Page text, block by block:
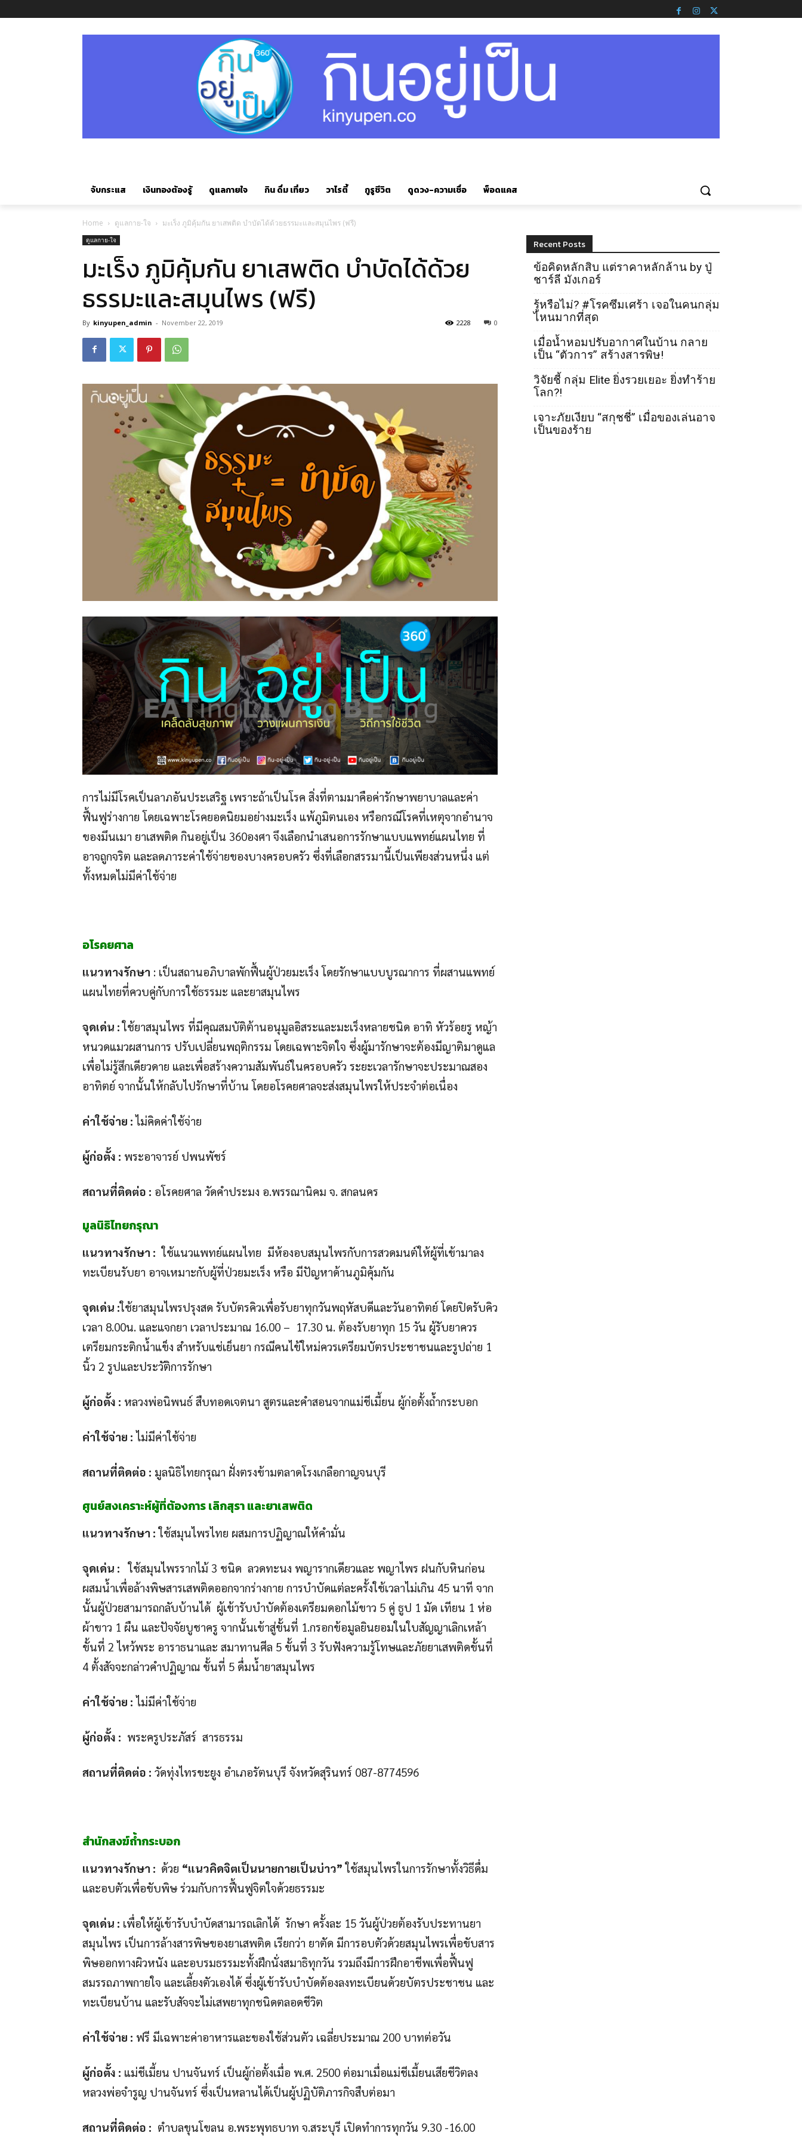
จับกระแส เงินทองต้องรู้ ดูแลกายใจ กิน ดื่ม เที่ยว วาไรตี้ กูรูชีวิต ดูดวง-ความเชื่อ พ็อดแคส
Home ดูแลกาย-ใจ มะเร็ง ภูมิคุ้มกัน ยาเสพติด บำบัดได้ด้วยธรรมะและสมุนไพร (ฟรี)
ดูแลกาย-ใจ
มะเร็ง ภูมิคุ้มกัน ยาเสพติด บำบัดได้ด้วย
ธรรมะและสมุนไพร (ฟรี)
By kinyupen_admin - November 22, 2019 0
2228
การไม่มีโรคเป็นลาภอันประเสริฐ เพราะถ้าเป็นโรค สิ่งที่ตามมาคือค่ารักษาพยาบาลและค่า
ฟื้นฟูร่างกาย โดยเฉพาะโรคยอดนิยมอย่างมะเร็ง แพ้ภูมิตนเอง หรือกรณีโรคที่เหตุจากอำนาจ
ของมึนเมา ยาเสพติด กินอยู่เป็น 360องศา จึงเลือกนำเสนอการรักษาแบบแพทย์แผนไทย ที่
อาจถูกจริต และลดภาระค่าใช้จ่ายของบางครอบครัว ซึ่งที่เลือกสรรมานี้เป็นเพียงส่วนหนึ่ง แต่
ทั้งหมดไม่มีค่าใช้จ่าย
อโรคยศาล
แนวทางรักษา : เป็นสถานอภิบาลพักฟื้นผู้ป่วยมะเร็ง โดยรักษาแบบบูรณาการ ที่ผสานแพทย์
แผนไทยที่ควบคู่กับการใช้ธรรมะ และยาสมุนไพร
จุดเด่น :ใช้ยาสมุนไพร ที่มีคุณสมบัติต้านอนุมูลอิสระและมะเร็งหลายชนิด อาทิ หัวร้อยรู หญ้า
หนวดแมวผสานการ ปรับเปลี่ยนพฤติกรรม โดยเฉพาะจิตใจ ซึ่งผู้มารักษาจะต้องมีญาติมาดูแล
เพื่อไม่รู้สึกเดียวดาย และเพื่อสร้างความสัมพันธ์ในครอบครัว ระยะเวลารักษาจะประมาณสอง
อาทิตย์ จากนั้นให้กลับไปรักษาที่บ้าน โดยอโรคยศาลจะส่งสมุนไพรให้ประจำต่อเนื่อง
ค่าใช้จ่าย :ไม่คิดค่าใช้จ่าย
ผู้ก่อตั้ง : พระอาจารย์ ปพนพัชร์
สถานที่ติดต่อ : อโรคยศาล วัดคำประมง อ.พรรณานิคม จ. สกลนคร
มูลนิธิไทยกรุณา
แนวทางรักษา : ใช้แนวแพทย์แผนไทย มีห้องอบสมุนไพรกับการสวดมนต์ให้ผู้ที่เข้ามาลง
ทะเบียนรับยา อาจเหมาะกับผู้ที่ป่วยมะเร็ง หรือ มีปัญหาด้านภูมิคุ้มกัน
จุดเด่น :ใช้ยาสมุนไพรปรุงสด รับบัตรคิวเพื่อรับยาทุกวันพฤหัสบดีและวันอาทิตย์ โดยปิดรับคิว
เวลา 8.00น. และแจกยา เวลาประมาณ 16.00 – 17.30 น. ต้องรับยาทุก 15 วัน ผู้รับยาควร
เตรียมกระติกน้ำแข็ง สำหรับแช่เย็นยา กรณีคนไข้ใหม่ควรเตรียมบัตรประชาชนและรูปถ่าย 1
นิ้ว 2 รูปและประวัติการรักษา
ผู้ก่อตั้ง : หลวงพ่อนิพนธ์ สืบทอดเจตนา สูตรและคำสอนจากแม่ชีเมี้ยน ผู้ก่อตั้งถ้ำกระบอก
ค่าใช้จ่าย : ไม่มีค่าใช้จ่าย
สถานที่ติดต่อ : มูลนิธิไทยกรุณา ฝั่งตรงข้ามตลาดโรงเกลือกาญจนบุรี
ศูนย์สงเคราะห์ผู้ที่ต้องการ เลิกสุรา และยาเสพติด
แนวทางรักษา : ใช้สมุนไพรไทย ผสมการปฏิญาณให้คำมั่น
จุดเด่น : ใช้สมุนไพรรากไม้ 3 ชนิด ลวดทะนง พญารากเดียวและ พญาไพร ฝนกับหินก่อน
ผสมน้ำเพื่อล้างพิษสารเสพติดออกจากร่างกาย การบำบัดแต่ละครั้งใช้เวลาไม่เกิน 45 นาที จาก
นั้นผู้ป่วยสามารถกลับบ้านได้ ผู้เข้ารับบำบัดต้องเตรียมดอกไม้ขาว 5 คู่ ธูป 1 มัด เทียน 1 ห่อ
ผ้าขาว 1 ผืน และปัจจัยบูชาครู จากนั้นเข้าสู่ขั้นที่ 1.กรอกข้อมูลยินยอมในใบสัญญาเลิกเหล้า
ขั้นที่ 2 ไหว้พระ อาราธนาและ สมาทานศีล 5 ขั้นที่ 3 รับฟังความรู้โทษและภัยยาเสพติดขั้นที่
4 ตั้งสัจจะกล่าวคำปฏิญาณ ขั้นที่ 5 ดื่มน้ำยาสมุนไพร
ค่าใช้จ่าย : ไม่มีค่าใช้จ่าย
ผู้ก่อตั้ง : พระครูประภัสร์ สารธรรม
สถานที่ติดต่อ : วัดทุ่งไทรขะยูง อำเภอรัตนบุรี จังหวัดสุรินทร์ 087-8774596
สำนักสงฆ์ถ้ำกระบอก
แนวทางรักษา : ด้วย “แนวคิดจิตเป็นนายกายเป็นบ่าว” ใช้สมุนไพรในการรักษาทั้งวิธีดื่ม
และอบตัวเพื่อขับพิษ ร่วมกับการฟื้นฟูจิตใจด้วยธรรมะ
จุดเด่น : เพื่อให้ผู้เข้ารับบำบัดสามารถเลิกได้ รักษา ครั้งละ 15 วันผู้ป่วยต้องรับประทานยา
สมุนไพร เป็นการล้างสารพิษของยาเสพติด เรียกว่า ยาตัด มีการอบตัวด้วยสมุนไพรเพื่อขับสาร
พิษออกทางผิวหนัง และอบรมธรรมะทั้งฝึกนั่งสมาธิทุกวัน รวมถึงมีการฝึกอาชีพเพื่อฟื้นฟู
สมรรถภาพกายใจ และเลี้ยงตัวเองได้ ซึ่งผู้เข้ารับบำบัดต้องลงทะเบียนด้วยบัตรประชาชน และ
ทะเบียนบ้าน และรับสัจจะไม่เสพยาทุกชนิดตลอดชีวิต
ค่าใช้จ่าย : ฟรี มีเฉพาะค่าอาหารและของใช้ส่วนตัว เฉลี่ยประมาณ 200 บาทต่อวัน
ผู้ก่อตั้ง : แม่ชีเมี้ยน ปานจันทร์ เป็นผู้ก่อตั้งเมื่อ พ.ศ. 2500 ต่อมาเมื่อแม่ชีเมี้ยนเสียชีวิตลง
หลวงพ่อจำรูญ ปานจันทร์ ซึ่งเป็นหลานได้เป็นผู้ปฏิบัติภารกิจสืบต่อมา
สถานที่ติดต่อ : ตำบลขุนโขลน อ.พระพุทธบาท จ.สระบุรี เปิดทำการทุกวัน 9.30 -16.00
Recent Posts
ข้อคิดหลักสิบ แต่ราคาหลักล้าน by ปู่
ชาร์ลี มังเกอร์
รู้หรือไม่? #โรคซึมเศร้า เจอในคนกลุ่ม
ไหนมากที่สุด
เมื่อน้ำหอมปรับอากาศในบ้าน กลาย
เป็น “ตัวการ” สร้างสารพิษ!
วิจัยชี้ กลุ่ม Elite ยิ่งรวยเยอะ ยิ่งทำร้าย
โลก?!
เจาะภัยเงียบ “สกุชชี่” เมื่อของเล่นอาจ
เป็นของร้าย